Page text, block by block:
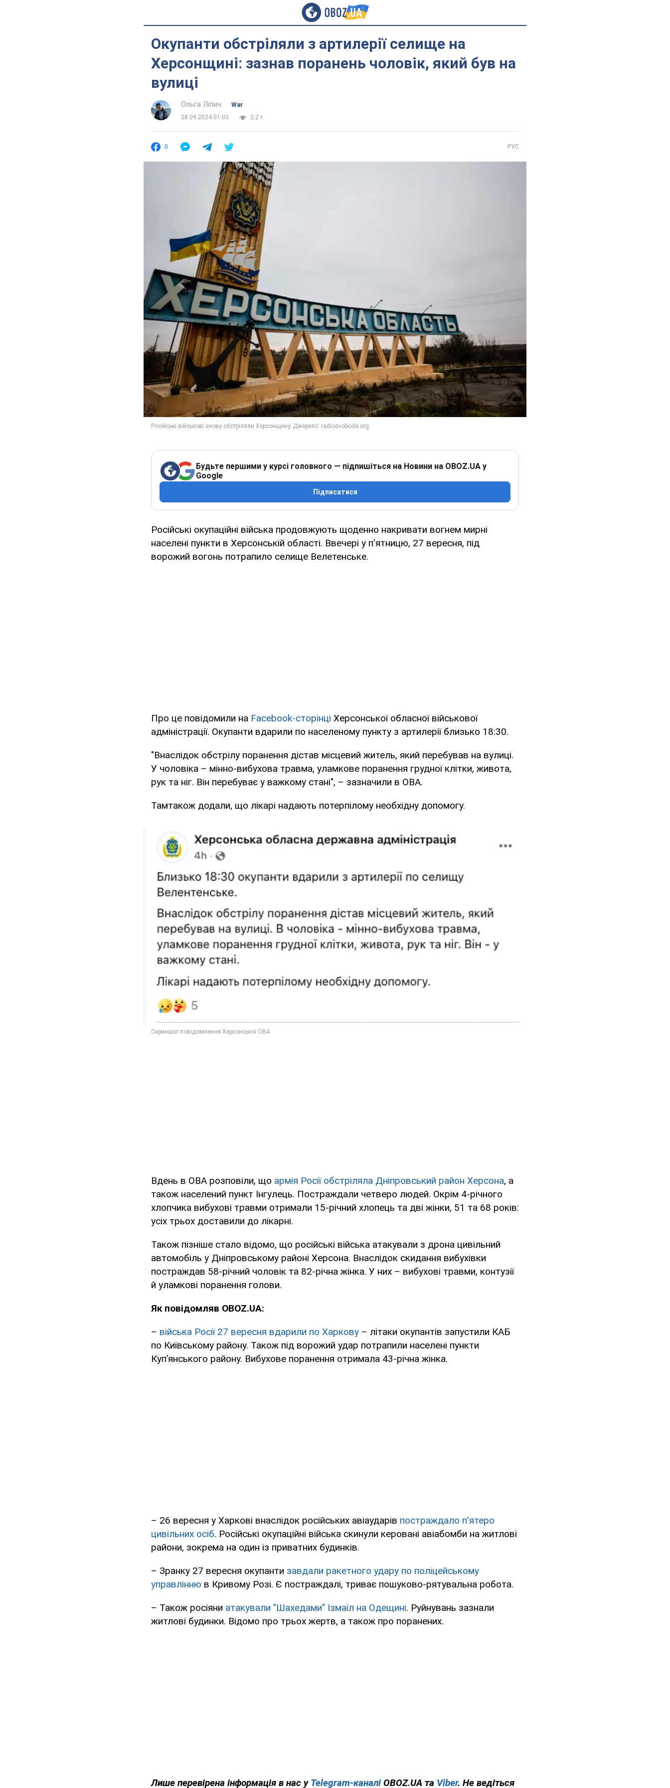
Окупанти обстріляли з артилерії селище на
Херсонщині: зазнав поранень чоловік, який був на
вулиці
Ольга Ліпич
War
28.09.2024 01:03
2,2 т.
0 РУС
Будьте першими у курсі головного — підпишіться на Новини на OBOZ.UA у
Google
Підписатися
Російські окупаційні війська продовжують щоденно накривати вогнем мирні
населені пункти в Херсонській області. Ввечері у п'ятницю, 27 вересня, під
ворожий вогонь потрапило селище Велетенське.
Про це повідомили на Facebook-сторінці Херсонської обласної військової
адміністрації. Окупанти вдарили по населеному пункту з артилерії близько 18:30.
"Внаслідок обстрілу поранення дістав місцевий житель, який перебував на вулиці.
У чоловіка – мінно-вибухова травма, уламкове поранення грудної клітки, живота,
рук та ніг. Він перебуває у важкому стані", – зазначили в ОВА.
Тамтакож додали, що лікарі надають потерпілому необхідну допомогу.
Вдень в ОВА розповіли, що армія Росії обстріляла Дніпровський район Херсона, а
також населений пункт Інгулець. Постраждали четверо людей. Окрім 4-річного
хлопчика вибухові травми отримали 15-річний хлопець та дві жінки, 51 та 68 років:
усіх трьох доставили до лікарні.
Також пізніше стало відомо, що російські війська атакували з дрона цивільний
автомобіль у Дніпровському районі Херсона. Внаслідок скидання вибухівки
постраждав 58-річний чоловік та 82-річна жінка. У них – вибухові травми, контузії
й уламкові поранення голови.
Як повідомляв OBOZ.UA:
– війська Росії 27 вересня вдарили по Харкову – літаки окупантів запустили КАБ
по Київському району. Також під ворожий удар потрапили населені пункти
Купʼянського району. Вибухове поранення отримала 43-річна жінка.
– 26 вересня у Харкові внаслідок російських авіаударів постраждало п'ятеро
цивільних осіб. Російські окупаційні війська скинули керовані авіабомби на житлові
райони, зокрема на один із приватних будинків.
– Зранку 27 вересня окупанти завдали ракетного удару по поліцейському
управлінню в Кривому Розі. Є постраждалі, триває пошуково-рятувальна робота.
– Також росіяни атакували "Шахедами" Ізмаїл на Одещині. Руйнувань зазнали
житлові будинки. Відомо про трьох жертв, а також про поранених.
Лише перевірена інформація в нас у Telegram-каналі OBOZ.UA та Viber. Не ведіться